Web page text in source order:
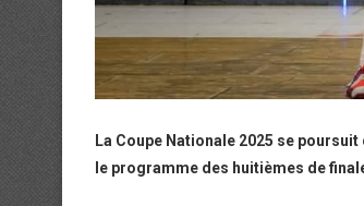
La Coupe Nationale 2025 se
le programme des huitièmes de